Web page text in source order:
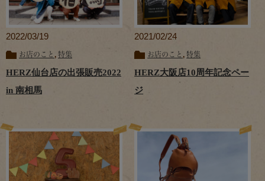
2022/03/19
お店のこと , 特集
HERZ仙台店の出張販売2022
in 南相馬
2021/02/24
お店のこと ,特集
HERZ大阪店10周年記念ペー
ジ